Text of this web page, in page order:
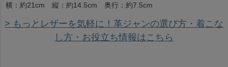
横：約21cm 縦：約14.5cm 奥行：約7.5cm
> もっとレザーを気軽に！革ジャンの選び方・着こな
し方・お役立ち情報はこちら